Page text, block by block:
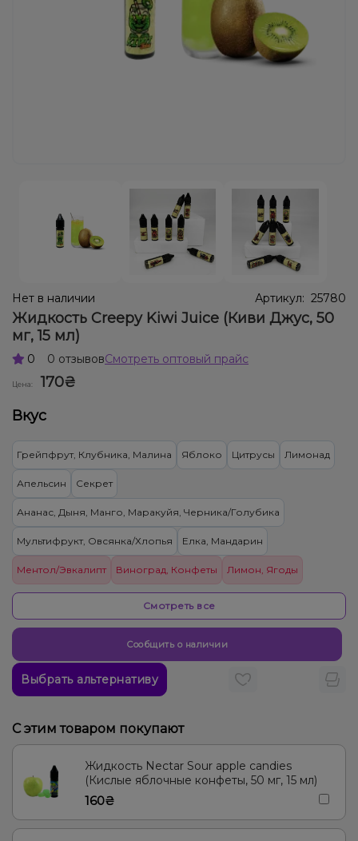
Жидкости для электронных сигарет
Подарочные наборы
Нет в наличии Артикул: 25780
Жидкость Creepy Kiwi Juice (Киви Джус, 50
мг, 15 мл)
0 0 отзывовСмотреть оптовый прайс
Цена:
170₴
Вкус
Грейпфрут, Клубника, Малина Яблоко Цитрусы Лимонад
Апельсин Секрет
Ананас, Дыня, Манго, Маракуйя, Черника/Голубика
Мультифрукт, Овсянка/Хлопья Елка, Мандарин
Ментол/Эвкалипт Виноград, Конфеты Лимон, Ягоды
Жвачка (фруктовая) Арбуз, Дыня Киви Мята Малина
Смотреть все
Сообщить о наличии
Выбрать альтернативу
С этим товаром покупают
Жидкость Nectar Sour apple candies
(Кислые яблочные конфеты, 50 мг, 15 мл)
160₴